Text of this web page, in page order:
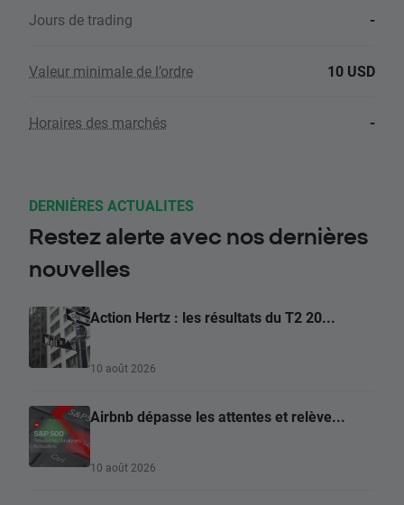
Jours de trading -
Valeur minimale de l’ordre 10 USD
Horaires des marchés -
DERNIÈRES ACTUALITES
Restez alerte avec nos dernières
nouvelles
Action Hertz : les résultats du T2 20...
10 août 2026
Airbnb dépasse les attentes et relève...
10 août 2026